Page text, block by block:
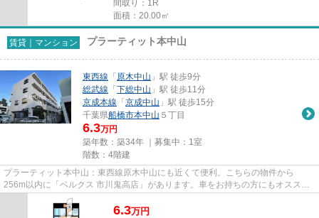
間取り：1R
面積：20.00㎡
賃貸｜マンション プラーティット本中山
東西線 「 原木中山 」駅 徒歩9分
総武線 「 下総中山 」駅 徒歩11分
京成本線 「 京成中山 」駅 徒歩15分
千葉県船橋市本中山 ５丁目
6.3万円
築年数：築34年 ｜募集中： 1室
階数：4階建
プラーティット本中山：東西線原木中山にも近くて便利。こちらの物件から
256m以内に「ベルクス 市川鬼高店」があります。車をお持ちの方にもオススメ
の、自走式駐車場を利用できる物件...
6.3万円